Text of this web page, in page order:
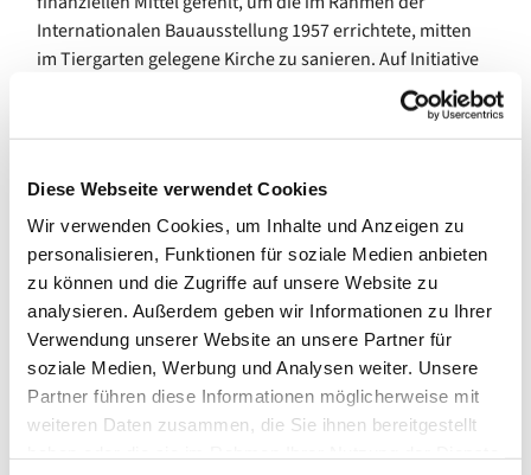
Diese Webseite verwendet Cookies
Wir verwenden Cookies, um Inhalte und Anzeigen zu
personalisieren, Funktionen für soziale Medien anbieten
zu können und die Zugriffe auf unsere Website zu
analysieren. Außerdem geben wir Informationen zu Ihrer
Verwendung unserer Website an unsere Partner für
soziale Medien, Werbung und Analysen weiter. Unsere
Partner führen diese Informationen möglicherweise mit
weiteren Daten zusammen, die Sie ihnen bereitgestellt
Internationalen Bauausstellung 1957 errichtete, mitten
im Tiergarten gelegene Kirche zu sanieren. Auf Initiative
des Bürgervereins Hansaviertel e. V. wurde die Kaiser-
Bundesförderungsprojekt „Hansaviertel Berlin – Stadt
Kirchengemeinde diese bedeutsame Stärkung ihres
Gemeindelebens neben zahlreichen Spenden von
Gemeindemitgliedern und Zuwendungen der
Landeskirche, des Evangelischen Kirchenkreises
Stadtmitte und der Deutschen Stiftung Denkmalschutz,
maßgeblich der Förderung durch das Bundesministerium
des Innern, für Bau und Heimat sowie der
Senatsverwaltung für Stadtentwicklung und Wohnen des
Landes Berlin im Rahmen des Bundesprogramms
»Nationale Projekte des Städtebaus«.